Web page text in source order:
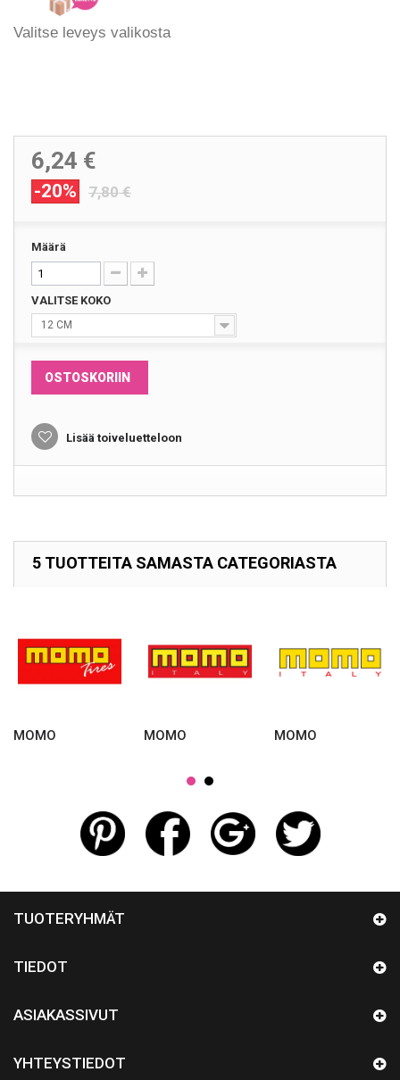
Valitse leveys valikosta
6,24 €
-20% 7,80 €
Määrä
VALITSE KOKO
12 CM
OSTOSKORIIN
Lisää toiveluetteloon
5 TUOTTEITA SAMASTA CATEGORIASTA
MOMO MOMO MOMO
TUOTERYHMÄT
TIEDOT
ASIAKASSIVUT
YHTEYSTIEDOT